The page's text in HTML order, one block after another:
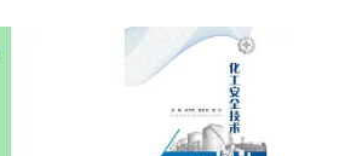
（編著）(1)
版社(2)
(2)